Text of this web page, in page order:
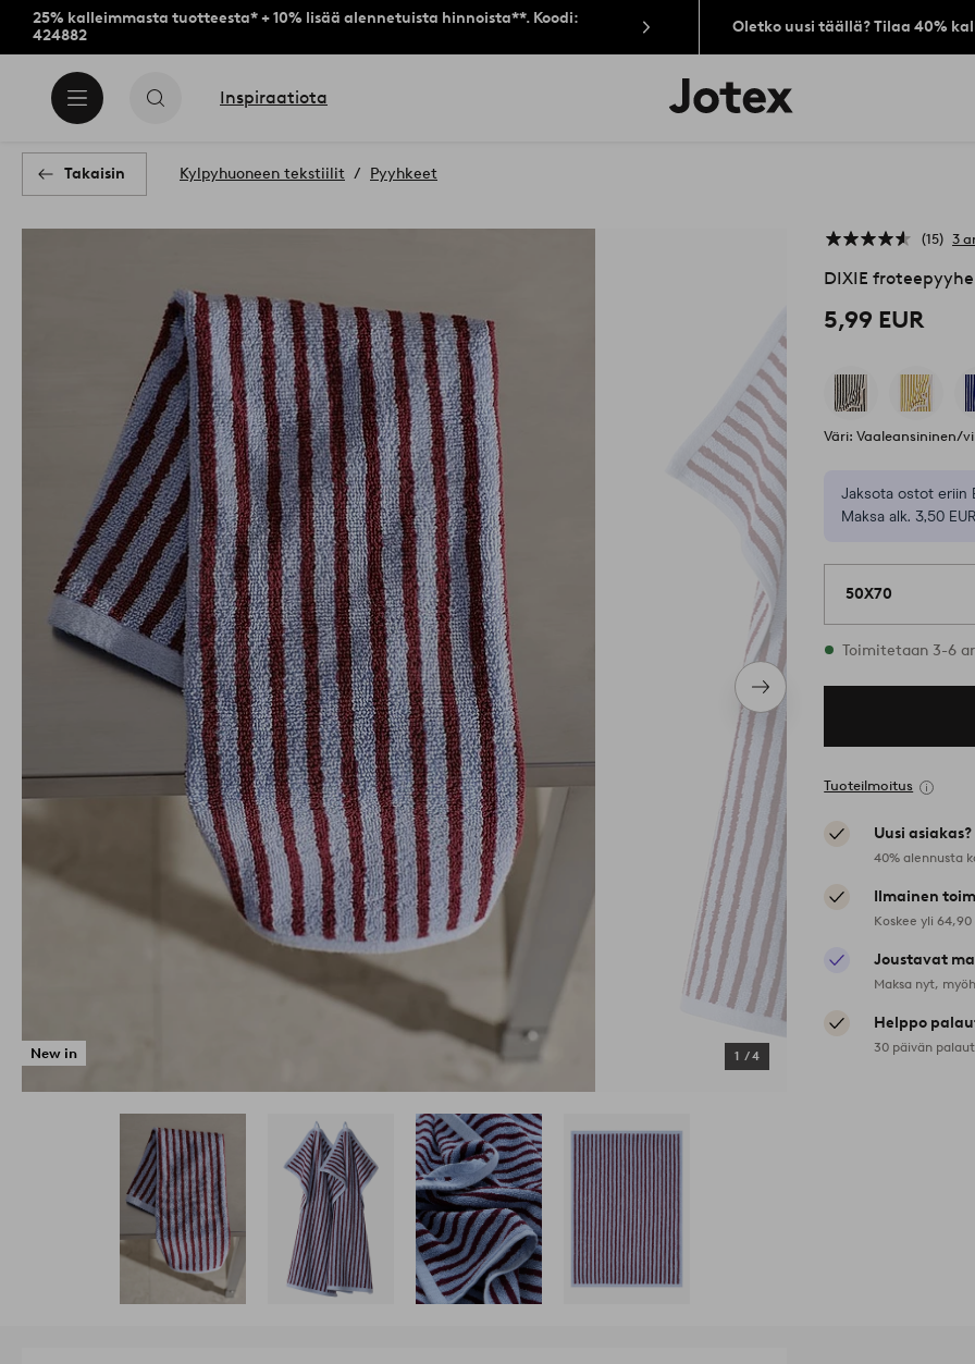
25% kalleimmasta tuotteesta* + 10% lisää alennetuista hinnoista**. Koodi:
424882
Oletko uusi täällä? Tilaa 40%
Inspiraatiota
Jotex-
logo
Takaisin Kylpyhuoneen tekstiilit Pyyhkeet
Seuraava
tuote
New in 1 /4
15 3
DIXIE
5,99 EUR
Väri: Vaaleansininen/
Jaksota ostot eriin
Maksa alk. 3,50
50X70
Varastossa
Toimitetaan 3-6
Tuoteilmoitus
Uusi asiakas?
40% alennusta
Ilmainen
Koskee yli
Joustavat
Maksa nyt,
Helppo
30 päivän